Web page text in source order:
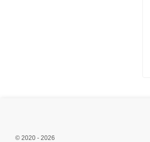
© 2020 - 2026